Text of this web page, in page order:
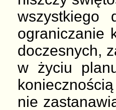
wszystkiego
ograniczanie
doczesnych,
w życiu
nie